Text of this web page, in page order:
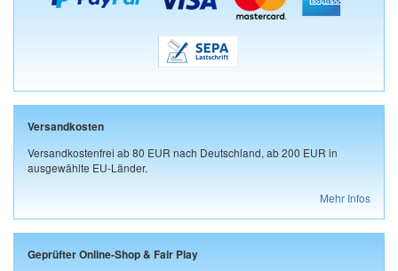
Versandkosten
Versandkostenfrei ab 80 EUR nach Deutschland, ab 200 EUR in
ausgewählte EU-Länder.
Mehr Infos
Geprüfter Online-Shop & Fair Play